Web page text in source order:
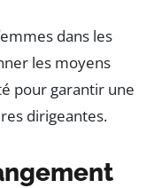
dans les
les moyens
pour garantir une
dirigeantes.